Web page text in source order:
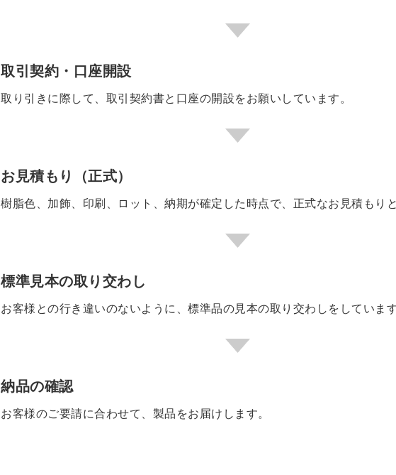
取引契約・口座開設
取り引きに際して、取引契約書と口座の開設をお願いしています。
お見積もり（正式）
樹脂色、加飾、印刷、ロット、納期が確定した時点で、正式なお見積もり
標準見本の取り交わし
お客様との行き違いのないように、標準品の見本の取り交わしをしています
納品の確認
お客様のご要請に合わせて、製品をお届けします。